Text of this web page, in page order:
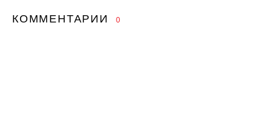
КОММЕНТАРИИ 0